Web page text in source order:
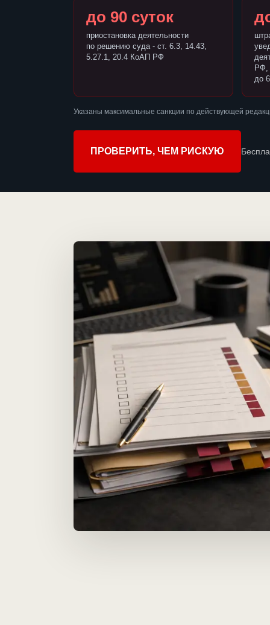
до 90 суток
приостановка деятельности
по решению суда - ст. 6.3, 14.43,
5.27.1, 20.4 КоАП РФ
РФ,
до
Указаны максимальные санкции по действующей
ПРОВЕРИТЬ, ЧЕМ РИСКУЮ